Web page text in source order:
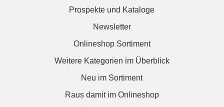
Prospekte und Kataloge
Newsletter
Onlineshop Sortiment
Weitere Kategorien im Überblick
Neu im Sortiment
Raus damit im Onlineshop